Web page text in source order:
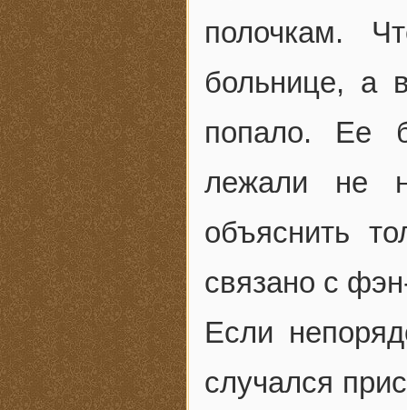
полочкам.
больнице, а
попало. Ее
лежали не
объяснить
связано с
Если
случался